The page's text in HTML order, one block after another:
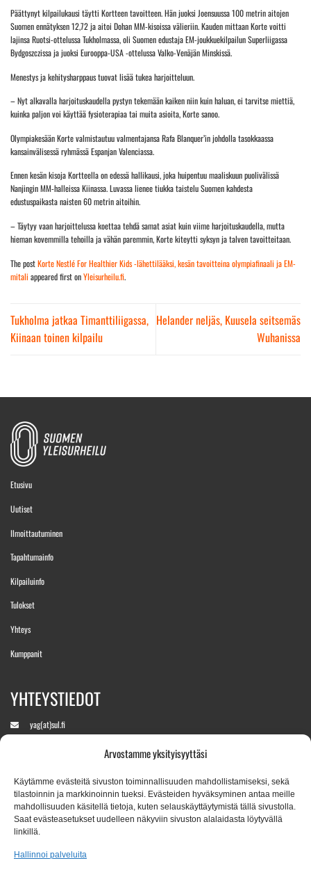
Arvostamme yksityisyyttäsi
Käytämme evästeitä sivuston toiminnallisuuden mahdollistamiseksi, sekä
tilastoinnin ja markkinoinnin tueksi. Evästeiden hyväksyminen antaa meille
mahdollisuuden käsitellä tietoja, kuten selauskäyttäytymistä tällä sivustolla.
Saat evästeasetukset uudelleen näkyviin sivuston alalaidasta löytyvällä
linkillä.
Hallinnoi palveluita
Päättynyt kilpailukausi täytti Kortteen tavoitteen. Hän juoksi Joensuussa 100 metrin aitojen
Suomen ennätyksen 12,72 ja aitoi Dohan MM-kisoissa välieriin. Kauden mittaan Korte voitti
lajinsa Ruotsi-ottelussa Tukholmassa, oli Suomen edustaja EM-joukkuekilpailun Superliigassa
Bydgoszczissa ja juoksi Eurooppa-USA -ottelussa Valko-Venäjän Minskissä.
Menestys ja kehitysharppaus tuovat lisää tukea harjoitteluun.
– Nyt alkavalla harjoituskaudella pystyn tekemään kaiken niin kuin haluan, ei tarvitse miettiä,
kuinka paljon voi käyttää fysioterapiaa tai muita asioita, Korte sanoo.
Olympiakesään Korte valmistautuu valmentajansa Rafa Blanquer’in johdolla tasokkaassa
kansainvälisessä ryhmässä Espanjan Valenciassa.
Ennen kesän kisoja Kortteella on edessä hallikausi, joka huipentuu maaliskuun puolivälissä
Nanjingin MM-halleissa Kiinassa. Luvassa lienee tiukka taistelu Suomen kahdesta
edustuspaikasta naisten 60 metrin aitoihin.
– Täytyy vaan harjoittelussa koettaa tehdä samat asiat kuin viime harjoituskaudella, mutta
hieman kovemmilla tehoilla ja vähän paremmin, Korte kiteytti syksyn ja talven tavoitteitaan.
The postKorte Nestlé For Healthier Kids -lähettilääksi, kesän tavoitteina olympiafinaali ja EM-
mitali appeared first onYleisurheilu.fi.
Tukholma jatkaa Timanttiliigassa,
Kiinaan toinen kilpailu
Helander neljäs, Kuusela seitsemäs
Wuhanissa
Etusivu
Uutiset
Ilmoittautuminen
Tapahtumainfo
Kilpailuinfo
Tulokset
Yhteys
Kumppanit
YHTEYSTIEDOT
yag(at)sul.fi
Tapahtumapaikka:
Leppävaaran Stadion, Veräjäpellonkatu 17, 02650 Espoo